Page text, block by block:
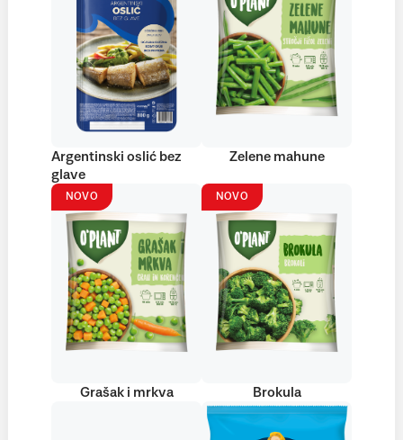
Argentinski oslić bez
glave
Zelene mahune
NOVO
Grašak i mrkva
NOVO
Brokula